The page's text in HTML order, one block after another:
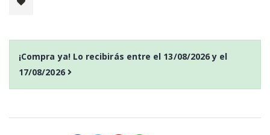
¡Compra ya! Lo recibirás entre el 13/08/2026y el
17/08/2026